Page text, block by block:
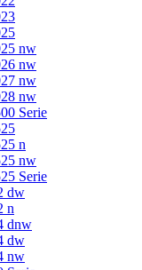
nw
nw
nw
nw
Serie
n
nw
Serie
dw
n
dnw
dw
nw